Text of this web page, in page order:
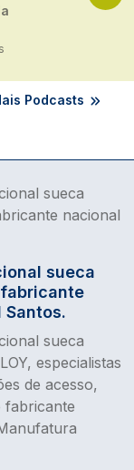
Podcasts
sueca
Santos.
sueca
especialistas
de acesso,
fabricante